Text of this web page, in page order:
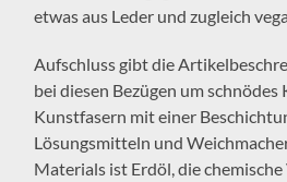
etwas aus Leder und zugleich
Aufschluss gibt die
bei diesen Bezügen um
Kunstfasern mit einer
Lösungsmitteln und
Materials ist Erdöl, die